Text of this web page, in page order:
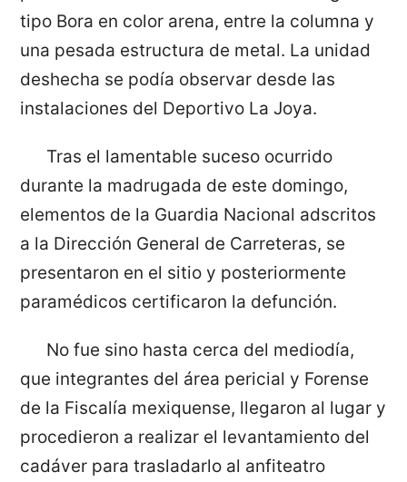
tipo Bora en color arena, entre la columna y
una pesada estructura de metal. La unidad
deshecha se podía observar desde las
instalaciones del Deportivo La Joya.
Tras el lamentable suceso ocurrido
durante la madrugada de este domingo,
elementos de la Guardia Nacional adscritos
a la Dirección General de Carreteras, se
presentaron en el sitio y posteriormente
paramédicos certificaron la defunción.
No fue sino hasta cerca del mediodía,
que integrantes del área pericial y Forense
de la Fiscalía mexiquense, llegaron al lugar y
procedieron a realizar el levantamiento del
cadáver para trasladarlo al anfiteatro